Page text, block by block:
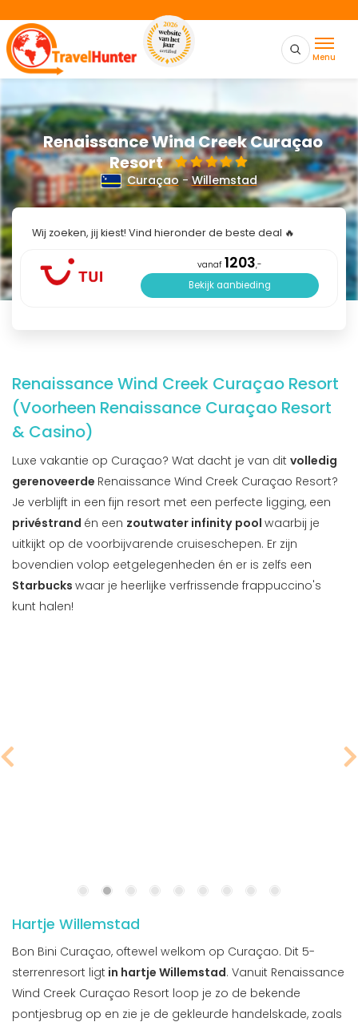
Menu
Renaissance Wind Creek Curaçao
Resort
Curaçao-Willemstad
Wij zoeken, jij kiest! Vind hieronder de beste deal 🔥
vanaf 1203,-
Bekijk aanbieding
Renaissance Wind Creek Curaçao Resort
(Voorheen Renaissance Curaçao Resort
& Casino)
Luxe vakantie op Curaçao? Wat dacht je van dit volledig
gerenoveerde Renaissance Wind Creek Curaçao Resort?
Je verblijft in een fijn resort met een perfecte ligging, een
privéstrand én een zoutwater infinity pool waarbij je
uitkijkt op de voorbijvarende cruiseschepen. Er zijn
bovendien volop eetgelegenheden én er is zelfs een
Starbucks waar je heerlijke verfrissende frappuccino's
kunt halen!
Hartje Willemstad
Bon Bini Curaçao, oftewel welkom op Curaçao. Dit 5-
sterrenresort ligt in hartje Willemstad. Vanuit Renaissance
Wind Creek Curaçao Resort loop je zo de bekende
pontjesbrug op en zie je de gekleurde handelskade, zoals